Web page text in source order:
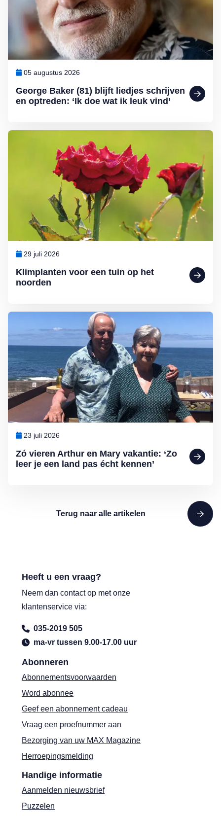
George Baker (81) blijft liedjes schrijven
en optreden: ‘Ik doe wat ik leuk vind’
05 augustus 2026
Klimplanten voor een tuin op het
noorden
29 juli 2026
Lees meer over Klimplanten voor een tuin op het noorden
Zó vieren Arthur en Mary vakantie: ‘Zo
leer je een land pas écht kennen’
23 juli 2026
Lees meer over Zó vieren Arthur en Mary vakantie: ‘Zo leer je een
Terug naar alle artikelen
Abonneren
Abonnementsvoorwaarden
Word abonnee
Geef een abonnement cadeau
Vraag een proefnummer aan
Bezorging van uw MAX Magazine
Herroepingsmelding
Handige informatie
Aanmelden nieuwsbrief
Puzzelen
Heeft u een vraag?
Neem dan contact op met onze
klantenservice via:
035-2019 505
ma-vr tussen 9.00-17.00 uur